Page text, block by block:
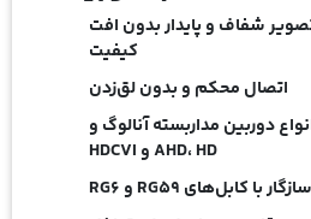
شفاف و پایداربدون افت
کیفیت
اتصال محکم و بدون لق‌زدن
دوربین مداربسته آنالوگ و
AHD، HD و HDCVI
سازگار با کابل‌های RG59 و RG6